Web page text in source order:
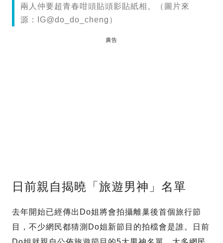
兩人仲要超青春咁頭貼頭影貼紙相。（圖片來
源：IG@do_do_cheng）
廣告
日前親自揭曉「旅遊男神」名單
去年開始已經傳出Do姐將會拍攝離巢後首個旅行節
目，不少網民都猜測Do姐新節目的拍檔會是誰。日前